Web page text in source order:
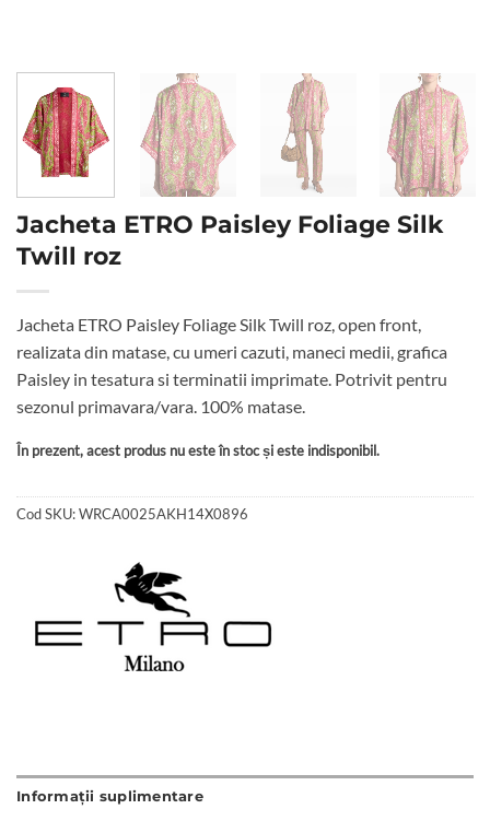
Jacheta ETRO Paisley Foliage Silk
Twill roz
Jacheta ETRO Paisley Foliage Silk Twill roz, open front,
realizata din matase, cu umeri cazuti, maneci medii, grafica
Paisley in tesatura si terminatii imprimate. Potrivit pentru
sezonul primavara/vara. 100% matase.
În prezent, acest produs nu este în stoc și este indisponibil.
Cod SKU:WRCA0025AKH14X0896
Informații suplimentare